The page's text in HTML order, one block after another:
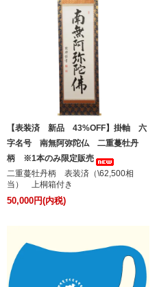
【表装済 新品 43%OFF】掛軸 六
字名号 南無阿弥陀仏 二重蔓牡丹
柄 ※1本のみ限定販売
二重蔓牡丹柄 表装済（\62,500相
当） 上桐箱付き
50,000円(内税)